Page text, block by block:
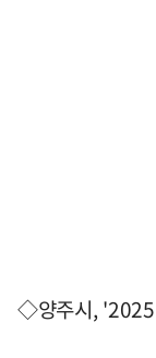
◇양주시, '2025